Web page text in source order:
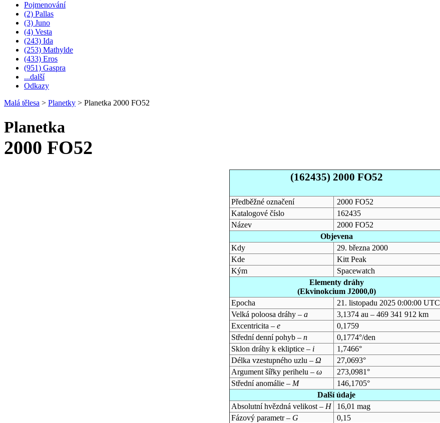
Pojmenování
(2) Pallas
(3) Juno
(4) Vesta
(243) Ida
(253) Mathylde
(433) Eros
(951) Gaspra
...další
Odkazy
Malá tělesa > Planetky > Planetka 2000 FO52
Planetka
2000 FO52
(162435) 2000 FO52
Předběžné označení
2000 FO52
Katalogové číslo
162435
Název
2000 FO52
Objevena
Kdy
29. března 2000
Kde
Kitt Peak
Kým
Spacewatch
Elementy dráhy
(Ekvinokcium J2000,0)
Epocha
21. listopadu 2025 0:00:00 UTC
Velká poloosa dráhy – a
3,1374 au – 469 341 912 km
Excentricita – e
0,1759
Střední denní pohyb – n
0,1774°/den
Sklon dráhy k ekliptice – i
1,7466°
Délka vzestupného uzlu – Ω
27,0693°
Argument šířky perihelu – ω
273,0981°
Střední anomálie – M
146,1705°
Další údaje
Absolutní hvězdná velikost – H
16,01 mag
Fázový parametr – G
0,15